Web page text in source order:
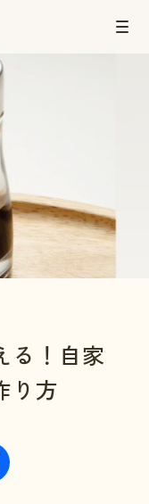
る！自家
り方